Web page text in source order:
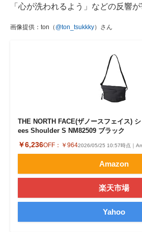
「心が洗われるよう」などの反響
画像提供：ton（ @ton_tsukkky）さん
THE NORTH FACE(ザノースフェイス)
ees Shoulder S NM82509 ブラック
￥6,236OFF： ￥9642026/05/25 10:57時点｜
Amazon
楽天市場
Yahoo